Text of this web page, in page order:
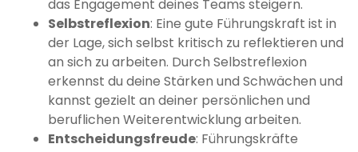
das Engagement deines Teams steigern.
Selbstreflexion: Eine gute Führungskraft ist in
der Lage, sich selbst kritisch zu reflektieren und
an sich zu arbeiten. Durch Selbstreflexion
erkennst du deine Stärken und Schwächen und
kannst gezielt an deiner persönlichen und
beruflichen Weiterentwicklung arbeiten.
Entscheidungsfreude: Führungskräfte